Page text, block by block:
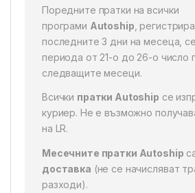
Поредните пратки на всички
програми Autoship ,
последните 3 дни на месеца,
периода от 21-о до 26-о число
следващите месеци.
Всички пратки Autoship се
куриер. Не е възможно
на LR.
Месечните пратки Autoship
доставка (не се начисляват
разходи).